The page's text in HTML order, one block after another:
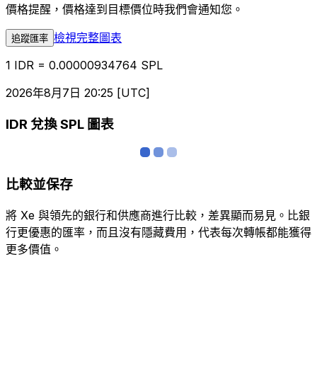
價格提醒，價格達到目標價位時我們會通知您。
追蹤匯率 檢視完整圖表
1 IDR = 0.00000934764 SPL
2026年8月7日 20:25 [UTC]
IDR 兌換 SPL 圖表
比較並保存
將 Xe 與領先的銀行和供應商進行比較，差異顯而易見。比銀
行更優惠的匯率，而且沒有隱藏費用，代表每次轉帳都能獲得
更多價值。